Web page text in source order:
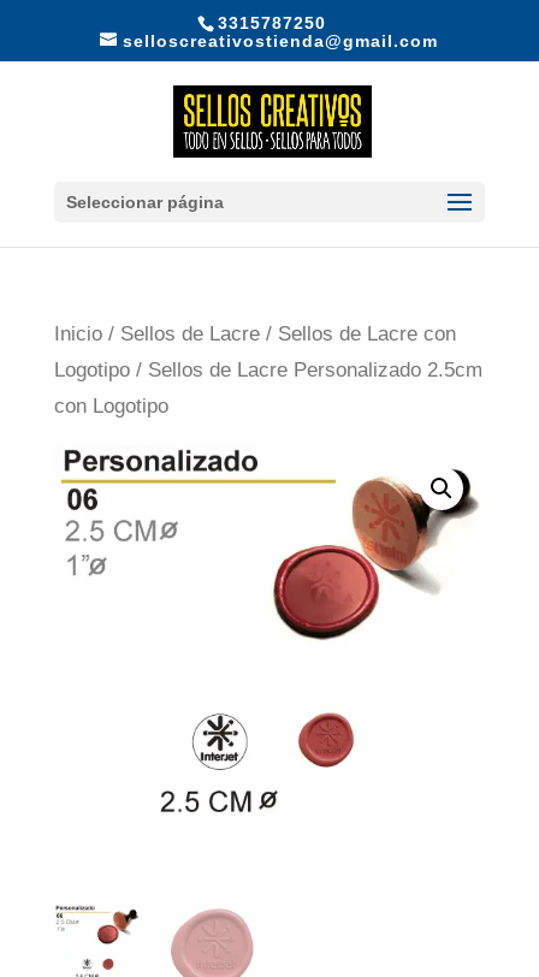
3315787250
selloscreativostienda@gmail.com
Seleccionar página
Inicio/ Sellos de Lacre/ Sellos de Lacre con
Logotipo/ Sellos de Lacre Personalizado 2.5cm
con Logotipo